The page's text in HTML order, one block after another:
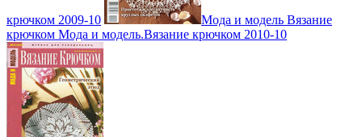
крючком 2009-10
Мода и модель Вязание
крючком Мода и модель.Вязание крючком 2010-10